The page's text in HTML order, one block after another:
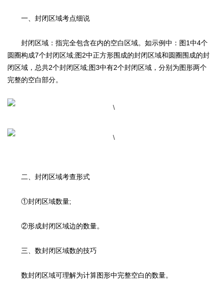
一、封闭区域考点细说
封闭区域：指完全包含在内的空白区域。如示例中：图1中4个
圆圈构成7个封闭区域;图2中正方形围成的封闭区域和圆圈围成的封
闭区域，总共2个封闭区域;图3中有2个封闭区域，分别为图形两个
完整的空白部分。
二、封闭区域考查形式
①封闭区域数量;
②形成封闭区域边的数量。
三、数封闭区域数的技巧
数封闭区域可理解为计算图形中完整空白的数量。